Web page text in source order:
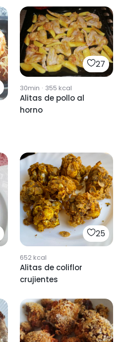
27
30min · 355 kcal
Alitas de pollo al
horno
25
652kcal
Alitas de coliflor
crujientes